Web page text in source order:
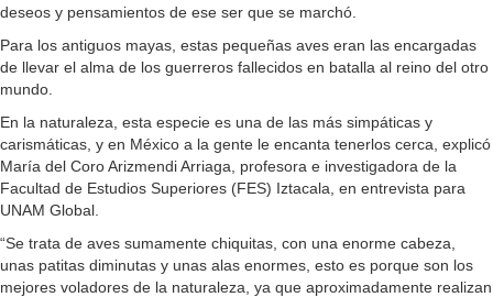
deseos y pensamientos de ese ser que se marchó.
Para los antiguos mayas, estas pequeñas aves eran las encargadas
de llevar el alma de los guerreros fallecidos en batalla al reino del otro
mundo.
En la naturaleza, esta especie es una de las más simpáticas y
carismáticas, y en México a la gente le encanta tenerlos cerca, explicó
María del Coro Arizmendi Arriaga, profesora e investigadora de la
Facultad de Estudios Superiores (FES) Iztacala, en entrevista para
UNAM Global.
“Se trata de aves sumamente chiquitas, con una enorme cabeza,
unas patitas diminutas y unas alas enormes, esto es porque son los
mejores voladores de la naturaleza, ya que aproximadamente realizan